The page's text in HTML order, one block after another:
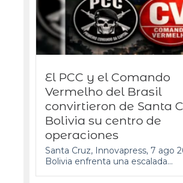
El PCC y el Comando
Vermelho del Brasil
convirtieron de Santa
Bolivia su centro de
operaciones
Santa Cruz, Innovapress, 7 ago
Bolivia enfrenta una escalada...